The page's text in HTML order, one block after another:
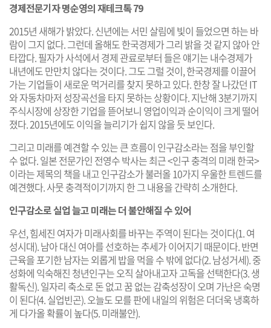
경제전문기자 명순영의 재테크톡 79
2015년 새해가 밝았다. 신년에는 서민 살림에 빛이 들었으면 하는 바
람이 그지 없다. 그런데 올해도 한국경제가 그리 밝을 것 같지 않아 안
타깝다. 필자가 사석에서 경제 관료로부터 들은 얘기는 내수경제가
내년에도 만만치 않다는 것이다. 그도 그럴 것이, 한국경제를 이끌어
가는 기업들이 새로운 먹거리를 찾지 못하고 있다. 한창 잘 나갔던 IT
와 자동차마저 성장곡선을 타지 못하는 상황이다. 지난해 3분기까지
주식시장에 상장한 기업을 뜯어보니 영업이익과 순이익이 크게 떨어
졌다. 2015년에도 이익을 늘리기가 쉽지 않을 듯 보인다.
그리고 미래를 예견할 수 있는 큰 흐름이 인구감소라는 점을 부인할
수 없다. 일본 전문가인 전영수 박사는 최근 <인구 충격의 미래 한국>
이라는 제목의 책을 내고 인구감소가 불러올 10가지 우울한 트렌드를
예견했다. 사뭇 충격적이기까지 한 그 내용을 간략히 소개한다.
인구감소로 실업 늘고 미래는 더 불안해질 수 있어
우선, 힘세진 여자가 미래사회를 바꾸는 주역이 된다는 것이다(1. 여
성시대). 남아 대신 여아를 선호하는 추세가 이어지기 때문이다. 반면
근육을 포기한 남자는 외롭게 밥을 먹을 수 밖에 없다(2. 남성거세). 중
성화에 익숙해진 청년인구는 오직 살아내고자 고독을 선택한다(3. 생
활독신). 일자리 축소로 돈 없고 꿈 없는 감축성장이 오며 가난은 숙명
이 된다(4. 실업빈곤). 오늘도 모를 판에 내일의 위험은 더더욱 냉혹하
게 다가올 확률이 높다(5. 미래불안).